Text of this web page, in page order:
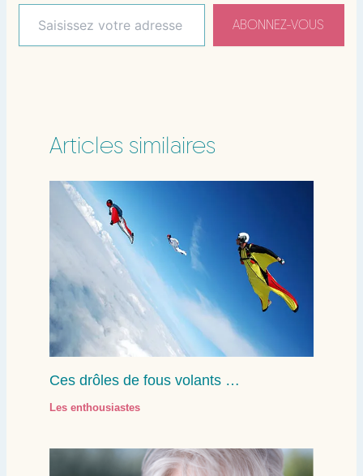
ABONNEZ-VOUS
Articles similaires
Ces drôles de fous volants …
Les enthousiastes